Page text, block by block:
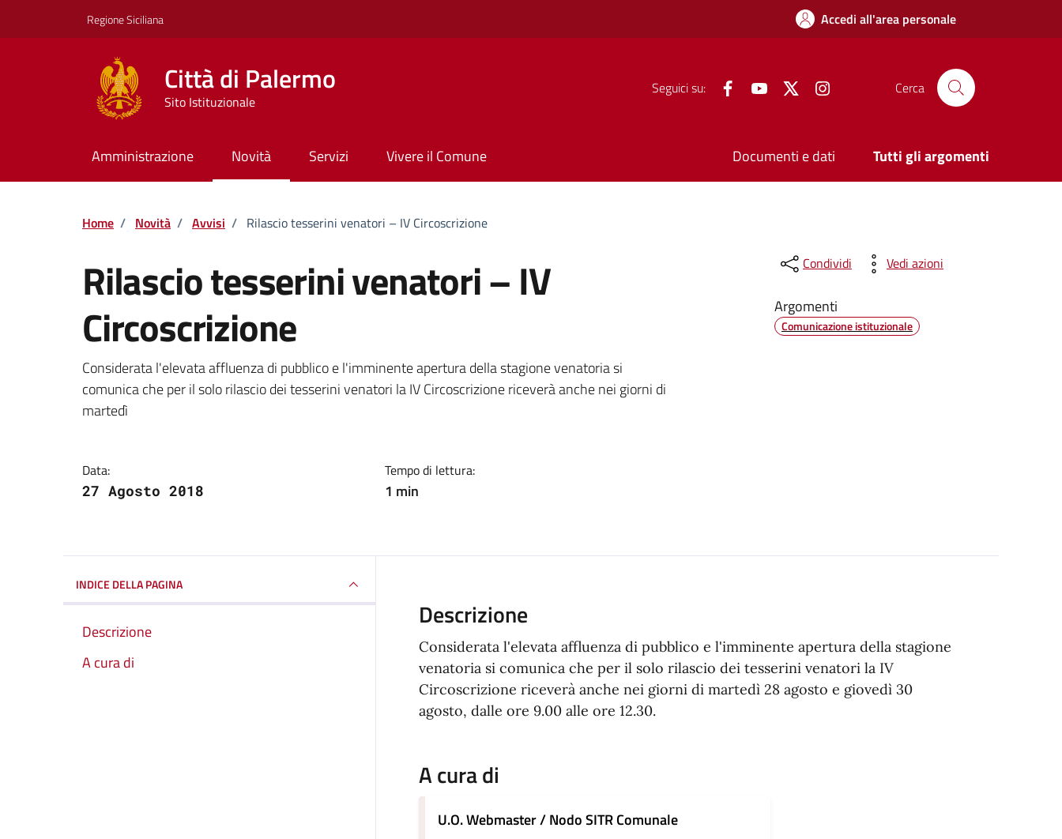
Regione Siciliana Accedi all'area personale
Città di Palermo
Sito Istituzionale
Seguici su: FacebookYouTube Twitter Cerca
Amministrazione Novità Servizi Vivere il Comune Documenti e dati Tutti gli argomenti
Home / Novità / Avvisi / Rilascio tesserini venatori – IV Circoscrizione
Rilascio tesserini venatori – IV
Circoscrizione
Dettagli della notizia
Considerata l'elevata affluenza di pubblico e l'imminente apertura della stagione venatoria si
comunica che per il solo rilascio dei tesserini venatori la IV Circoscrizione riceverà anche nei giorni di
martedì
Data:
27 Agosto 2018
Tempo di lettura:
1 min
Condividi Vedi azioni
Argomenti
Comunicazione istituzionale
INDICE DELLA PAGINA
Descrizione
A cura di
Descrizione
Considerata l'elevata affluenza di pubblico e l'imminente apertura della stagione
venatoria si comunica che per il solo rilascio dei tesserini venatori la IV
Circoscrizione riceverà anche nei giorni di martedì 28 agosto e giovedì 30
agosto, dalle ore 9.00 alle ore 12.30.
A cura di
U.O. Webmaster / Nodo SITR Comunale